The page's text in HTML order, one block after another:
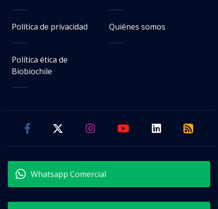
Política de privacidad Quiénes somos
Política ética de
Biobiochile
Whatsapp Comercial